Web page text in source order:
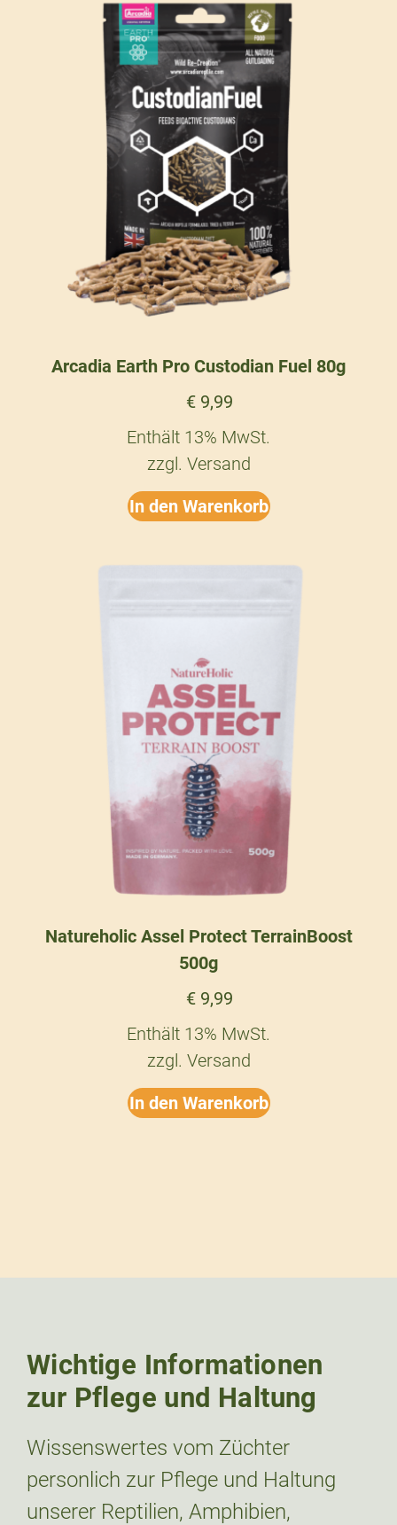
Arcadia Earth Pro Custodian Fuel 80g
€ 9,99
Enthält 13% MwSt.
zzgl. Versand
In den Warenkorb
Natureholic Assel Protect TerrainBoost
500g
€ 9,99
Enthält 13% MwSt.
zzgl. Versand
In den Warenkorb
Wichtige Informationen
zur Pflege und Haltung
Wissenswertes vom Züchter
personlich zur Pflege und Haltung
unserer Reptilien, Amphibien,